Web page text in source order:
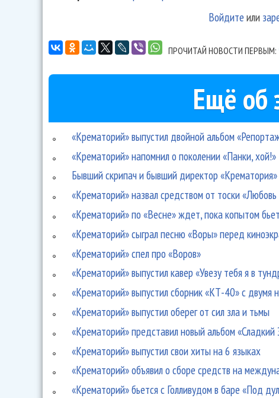
Войдите или
ПРОЧИТАЙ НОВОСТИ ПЕРВЫМ:
Ещё об
«Крематорий» выпустил двойной альбом
«Крематорий» напомнил о поколении «Панки, хой!»
Бывший скрипач и бывший директор «Крематория»
«Крематорий» назвал средством от тоски
«Крематорий» по «Весне» ждет, пока копытом
«Крематорий» сыграл песню «Воры» перед
«Крематорий» спел про «Воров»
«Крематорий» выпустил кавер «Увезу тебя я в
«Крематорий» выпустил сборник «КТ-40» с двумя
«Крематорий» выпустил оберег от сил зла и тьмы
«Крематорий» представил новый альбом «Сладкий
«Крематорий» выпустил свои хиты на 6 языках
«Крематорий» объявил о сборе средств на
«Крематорий» бьется с Голливудом в баре «Под